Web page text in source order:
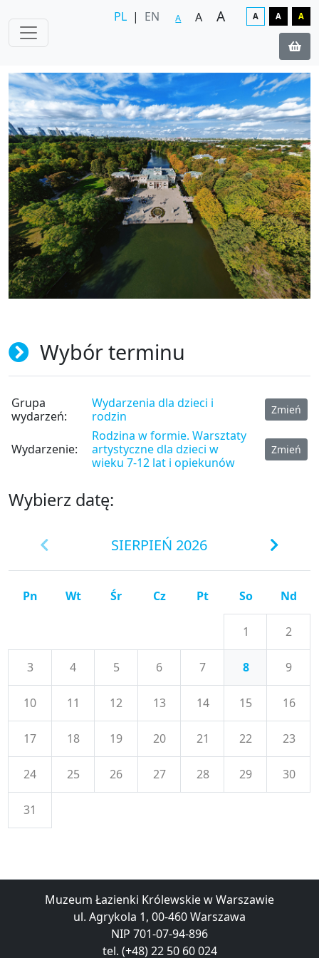
PL | EN A A A A A A
Wybór terminu
Grupa
wydarzeń:
Wydarzenia dla dzieci i
rodzin
Zmień
Wydarzenie:
Rodzina w formie. Warsztaty
artystyczne dla dzieci w
wieku 7-12 lat i opiekunów
Zmień
Wybierz datę:
SIERPIEŃ 2026
Pn Wt Śr Cz Pt So Nd
1 2
3 4 5 6 7 8 9
10 11 12 13 14 15 16
17 18 19 20 21 22 23
24 25 26 27 28 29 30
31
Muzeum Łazienki Królewskie w Warszawie
ul. Agrykola 1, 00-460 Warszawa
NIP 701-07-94-896
tel. (+48) 22 50 60 024